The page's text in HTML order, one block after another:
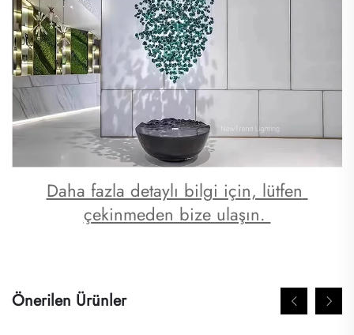
Daha fazla detaylı bilgi için, lütfen
çekinmeden bize ulaşın.
Önerilen Ürünler